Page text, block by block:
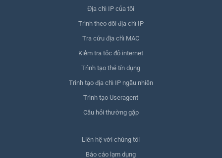
Địa chỉ IP của tôi
Trình theo dõi địa chỉ IP
Tra cứu địa chỉ MAC
Kiểm tra tốc độ internet
Trình tạo thẻ tín dụng
Trình tạo địa chỉ IP ngẫu nhiên
Trình tạo Useragent
Câu hỏi thường gặp
Liên hệ với chúng tôi
Báo cáo lạm dụng